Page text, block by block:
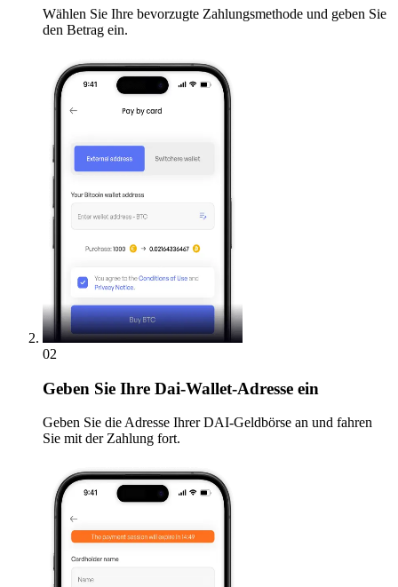
Wählen Sie Ihre bevorzugte Zahlungsmethode und geben Sie
den Betrag ein.
02
Geben Sie Ihre Dai-Wallet-Adresse ein
Geben Sie die Adresse Ihrer DAI-Geldbörse an und fahren
Sie mit der Zahlung fort.